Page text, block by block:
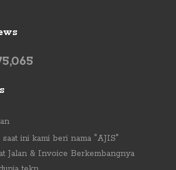
ini kami beri nama "AJIS"
Jalan & Invoice Berkembangnya